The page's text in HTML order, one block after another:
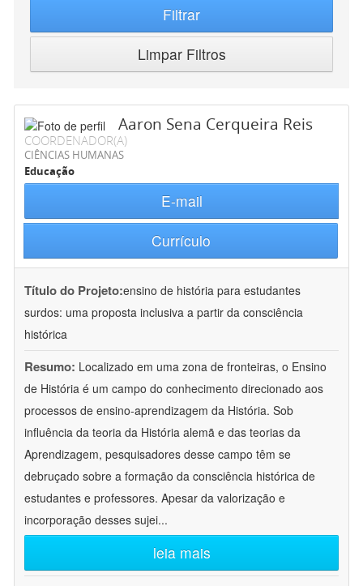
Filtrar
Limpar Filtros
Aaron Sena Cerqueira Reis
COORDENADOR(A)
CIÊNCIAS HUMANAS
Educação
E-mail
Currículo
Título do Projeto:ensino de história para estudantes
surdos: uma proposta inclusiva a partir da consciência
histórica
Resumo: Localizado em uma zona de fronteiras, o Ensino
de História é um campo do conhecimento direcionado aos
processos de ensino-aprendizagem da História. Sob
influência da teoria da História alemã e das teorias da
Aprendizagem, pesquisadores desse campo têm se
debruçado sobre a formação da consciência histórica de
estudantes e professores. Apesar da valorização e
incorporação desses sujei...
leia mais